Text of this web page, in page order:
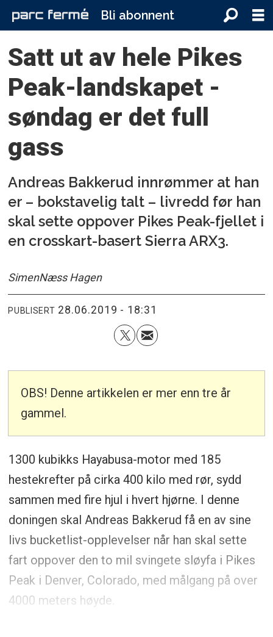
Bli abonnent
Satt ut av hele Pikes
Peak-landskapet -
søndag er det full
gass
Andreas Bakkerud innrømmer at han
er – bokstavelig talt – livredd før han
skal sette oppover Pikes Peak-fjellet i
en crosskart-basert Sierra ARX3.
SimenNæss Hagen
PUBLISERT 28.06.2019 - 18:31
OBS! Denne artikkelen er mer enn tre år
gammel.
1300 kubikks Hayabusa-motor med 185
hestekrefter på cirka 400 kilo med rør, sydd
sammen med fire hjul i hvert hjørne. I denne
doningen skal Andreas Bakkerud få en av sine
livs bucketlist-opplevelser når han skal sette
fart oppover den to mil svingete sløyfa i Pikes
Peak i Denver, Colorado, med målgang på over
4000 meters høyde.